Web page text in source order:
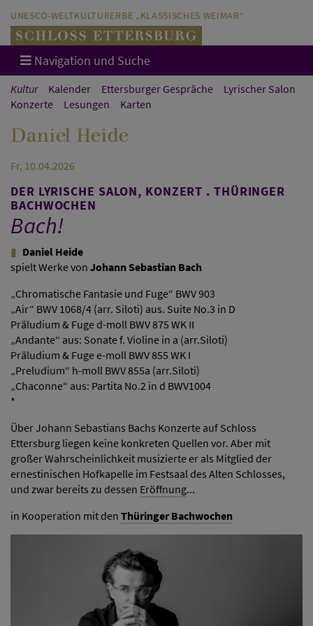
UNESCO-WELTKULTURERBE „KLASSISCHES WEIMAR“
Navigation und Suche
Kultur Kalender Ettersburger Gespräche
Lyrischer Salon
Konzerte
Lesungen Karten
Daniel Heide
Fr, 10.04.2026
DER LYRISCHE SALON, KONZERT . THÜRINGER
BACHWOCHEN
Bach!
Daniel Heide
spielt Werke von Johann Sebastian Bach
„Chromatische Fantasie und Fuge“ BWV 903
„Air“ BWV 1068/4 (arr. Siloti) aus. Suite No.3 in D
Präludium & Fuge d-moll BWV 875 WK II
„Andante“ aus: Sonate f. Violine in a (arr.Siloti)
Präludium & Fuge e-moll BWV 855 WK I
„Preludium“ h-moll BWV 855a (arr.Siloti)
„Chaconne“ aus: Partita No.2 in d BWV1004
*
Über Johann Sebastians Bachs Konzerte auf Schloss
Ettersburg liegen keine konkreten Quellen vor. Aber mit
großer Wahrscheinlichkeit musizierte er als Mitglied der
ernestinischen Hofkapelle im Festsaal des Alten Schlosses,
und zwar bereits zu dessen Eröffnung...
in Kooperation mit den Thüringer Bachwochen